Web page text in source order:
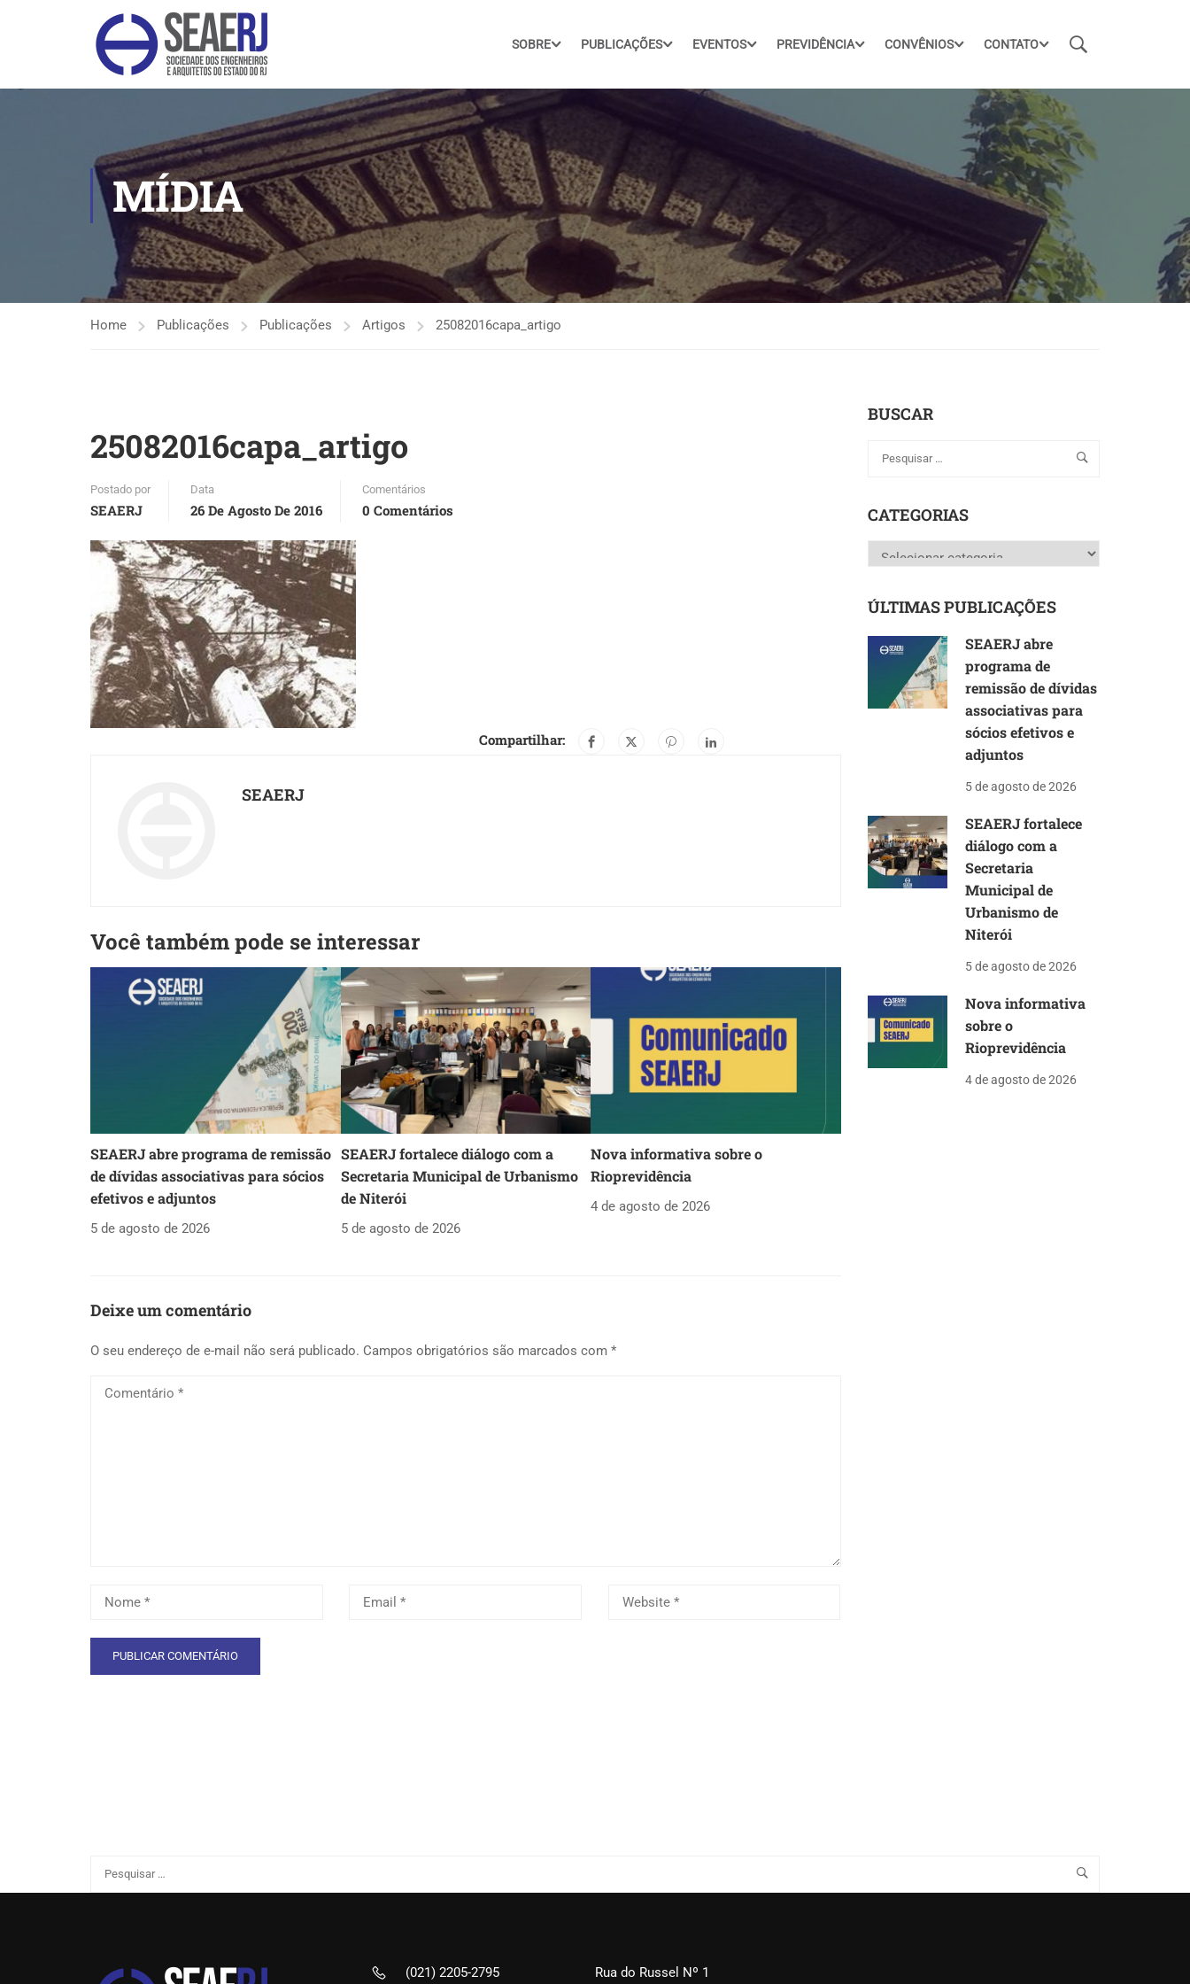
SOBRE PUBLICAÇÕES EVENTOS PREVIDÊNCIA CONVÊNIOS CONTATO
MÍDIA
Home Publicações Publicações Artigos 25082016capa_artigo
25082016capa_artigo
Postado por
SEAERJ
Data
26 De Agosto De 2016
Comentários
0 Comentários
Compartilhar:
SEAERJ
Você também pode se interessar
SEAERJ abre programa de remissão
de dívidas associativas para sócios
efetivos e adjuntos
5 de agosto de 2026
SEAERJ fortalece diálogo com a
Secretaria Municipal de Urbanismo
de Niterói
5 de agosto de 2026
Nova informativa sobre o
Rioprevidência
4 de agosto de 2026
Deixe um comentário
O seu endereço de e-mail não será publicado. Campos obrigatórios são marcados com *
BUSCAR
CATEGORIAS
Categorias
ÚLTIMAS PUBLICAÇÕES
SEAERJ abre
programa de
remissão de dívidas
associativas para
sócios efetivos e
adjuntos
5 de agosto de 2026
SEAERJ fortalece
diálogo com a
Secretaria
Municipal de
Urbanismo de
Niterói
5 de agosto de 2026
Nova informativa
sobre o
Rioprevidência
4 de agosto de 2026
(021) 2205-2795 Rua do Russel Nº 1